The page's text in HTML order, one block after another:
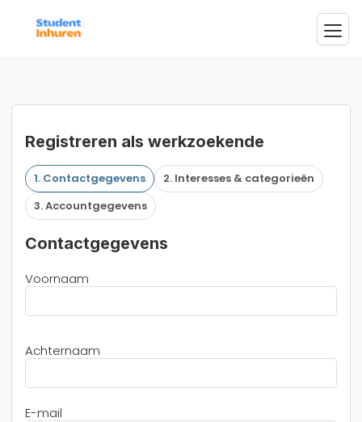
Registreren als werkzoekende
1. Contactgegevens
2. Interesses & categorieën
3. Accountgegevens
Contactgegevens
Voornaam
Achternaam
E-mail